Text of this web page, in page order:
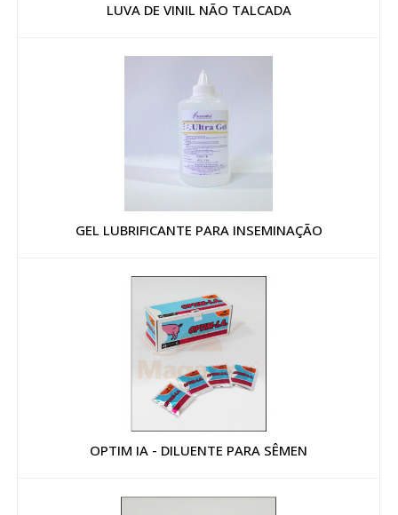
LUVA DE VINIL NÃO TALCADA
GEL LUBRIFICANTE PARA INSEMINAÇÃO
OPTIM IA - DILUENTE PARA SÊMEN